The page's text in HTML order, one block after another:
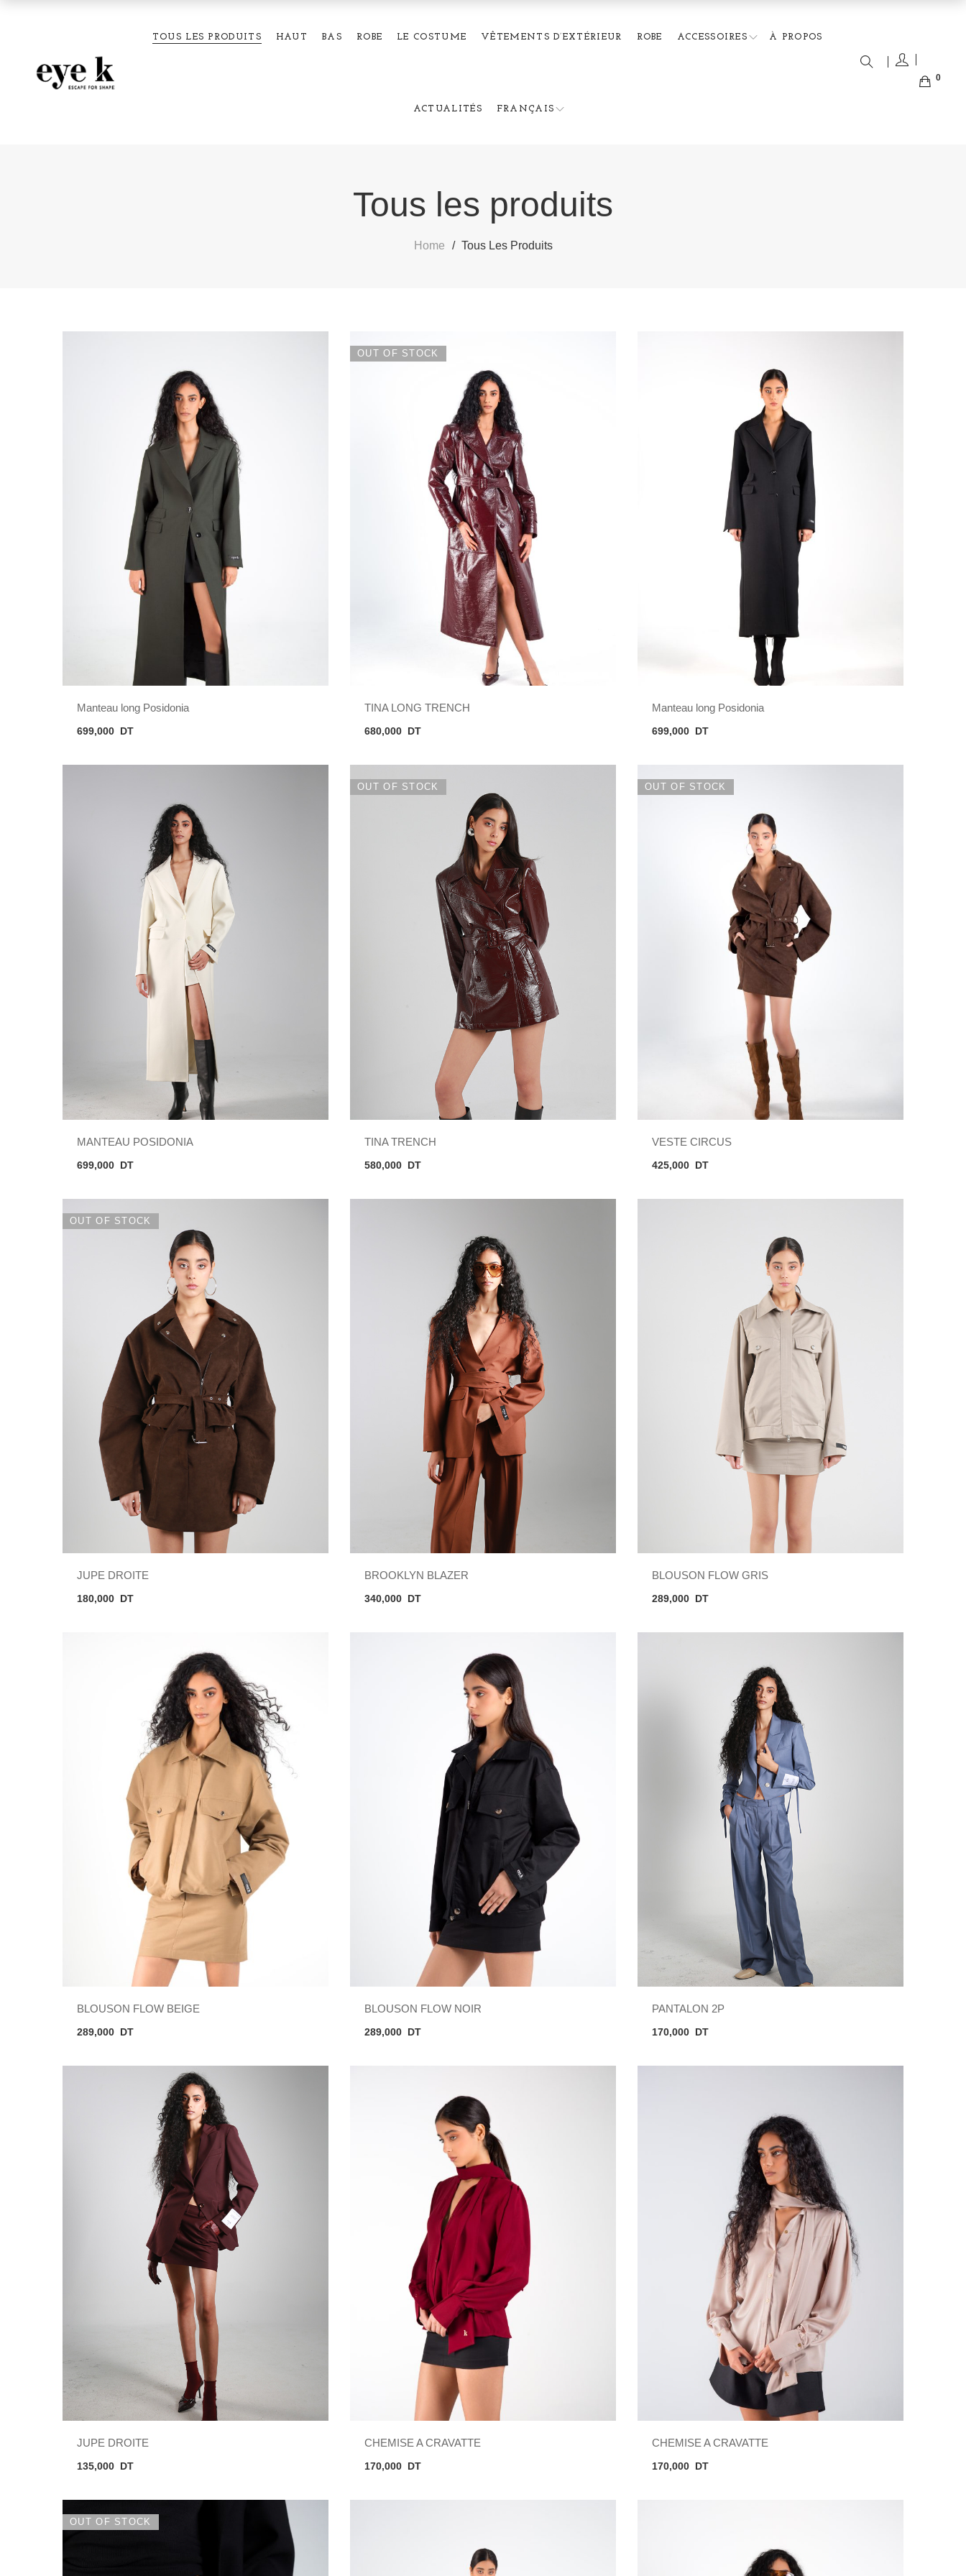
TOUS LES PRODUITS HAUT BAS ROBE LE COSTUME VÊTEMENTS D’EXTÉRIEUR ROBE ACCESSOIRES À PROPOS
ACTUALITÉS FRANÇAIS
0
Tous les produits
Home Tous Les Produits
Manteau long Posidonia
699,000 DT
OUT OF STOCK
TINA LONG TRENCH
680,000 DT
Manteau long Posidonia
699,000 DT
MANTEAU POSIDONIA
699,000 DT
OUT OF STOCK
TINA TRENCH
580,000 DT
OUT OF STOCK
VESTE CIRCUS
425,000 DT
OUT OF STOCK
JUPE DROITE
180,000 DT
BROOKLYN BLAZER
340,000 DT
BLOUSON FLOW GRIS
289,000 DT
BLOUSON FLOW BEIGE
289,000 DT
BLOUSON FLOW NOIR
289,000 DT
PANTALON 2P
170,000 DT
JUPE DROITE
135,000 DT
CHEMISE A CRAVATTE
170,000 DT
CHEMISE A CRAVATTE
170,000 DT
OUT OF STOCK